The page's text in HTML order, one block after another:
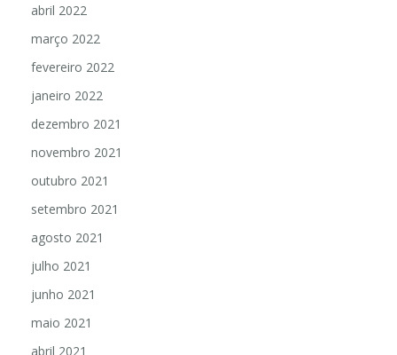
abril 2022
março 2022
fevereiro 2022
janeiro 2022
dezembro 2021
novembro 2021
outubro 2021
setembro 2021
agosto 2021
julho 2021
junho 2021
maio 2021
abril 2021